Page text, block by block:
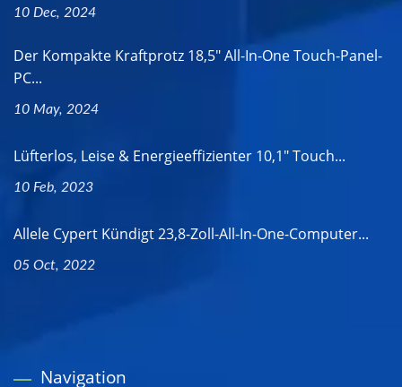
10 Dec, 2024
Der Kompakte Kraftprotz 18,5" All-In-One Touch-Panel-
PC...
10 May, 2024
Lüfterlos, Leise & Energieeffizienter 10,1" Touch...
10 Feb, 2023
Allele Cypert Kündigt 23,8-Zoll-All-In-One-Computer...
05 Oct, 2022
Navigation